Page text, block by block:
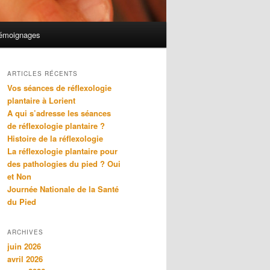
ARTICLES RÉCENTS
Vos séances de réflexologie
plantaire à Lorient
A qui s’adresse les séances
de réflexologie plantaire ?
Histoire de la réflexologie
La réflexologie plantaire pour
des pathologies du pied ? Oui
et Non
Journée Nationale de la Santé
du Pied
ARCHIVES
juin 2026
avril 2026